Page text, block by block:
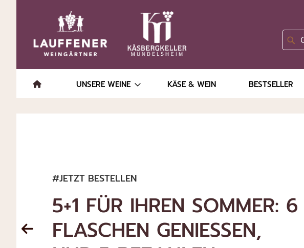
Suche
SUCHE
UNSERE WEINE KÄSE & WEIN BESTSELLER
#JETZT ENTDECKEN
PRÄMIERTE ROSÉWEINE
MIT CHARAKTER UND